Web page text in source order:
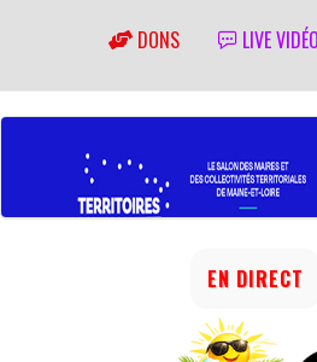
DONS LIVE VIDÉO
EN DIRECT